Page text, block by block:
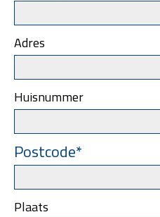
Adres
Huisnummer
Postcode*
Plaats